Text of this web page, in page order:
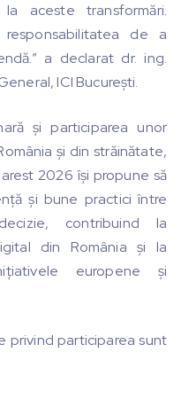
aceste transformări.
de a
a declarat dr. ing.
ICI București.
și participarea unor
și din străinătate,
2026 își propune să
și bune practici între
contribuind la
din România și la
europene și
privind participarea sunt